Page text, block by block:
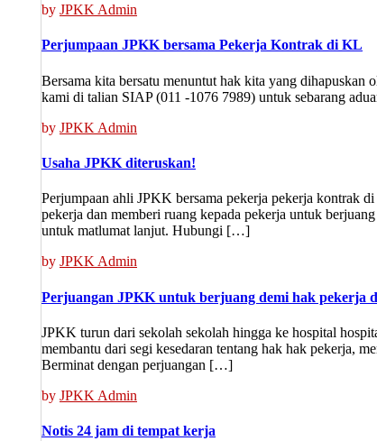
by JPKK Admin
Perjumpaan JPKK bersama Pekerja Kontrak di KL
Bersama kita bersatu menuntut hak kita yang
kami di talian SIAP (011 -1076 7989) untuk sebarang
by JPKK Admin
Usaha JPKK diteruskan!
Perjumpaan ahli JPKK bersama pekerja pekerja kontrak
pekerja dan memberi ruang kepada pekerja untuk
untuk matlumat lanjut. Hubungi […]
by JPKK Admin
Perjuangan JPKK untuk berjuang demi hak pekerja
JPKK turun dari sekolah sekolah hingga ke hospital
membantu dari segi kesedaran tentang hak hak pekerja,
Berminat dengan perjuangan […]
by JPKK Admin
Notis 24 jam di tempat kerja